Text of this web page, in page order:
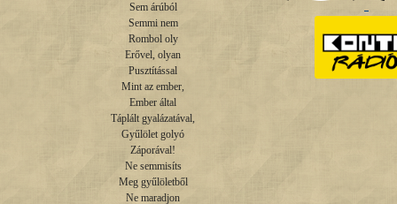
Sem árúból
Semmi nem
Rombol oly
Erővel, olyan
Pusztítással
Mint az ember,
Ember által
Táplált gyalázatával,
Gyűlölet golyó
Záporával!
Ne semmisíts
Meg gyűlöletből
Ne maradjon